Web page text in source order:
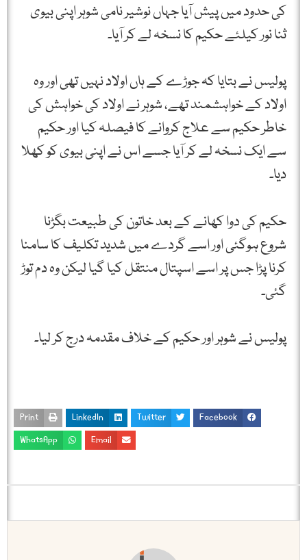
کی حدود میں پیش آیا جہاں نوشیر نامی شوہر اپنی بیوی
ثنا نور کیلئے حکیم کا نسخہ لے کر آیا۔
پولیس نے بتایا کہ جوڑے کے ہاں اولاد نہیں تھی اور وہ
اولاد کے خواہشمند تھے، شوہر نے اولاد کی خواہش کی
خاطر حکیم سے علاج کروانے کا فیصلہ کیا اور حکیم
سے ایک نسخہ لے کر آیا جسے اس نے اپنی بیوی کو کھلا
دیا۔
حکیم کی دوا کھانے کے بعد خاتون کی طبیعت بگڑنا
شروع ہوگئی اور اسے گردے میں شدید تکلیف کا سامنا
کرنا پڑا جس پر اسے اسپتال منتقل کیا گیا لیکن وہ دم توڑ
گئی۔
پولیس نے شوہر اور حکیم کے خلاف مقدمہ درج کر لیا۔
Facebook
Twitter
LinkedIn
Print
Email
WhatsApp